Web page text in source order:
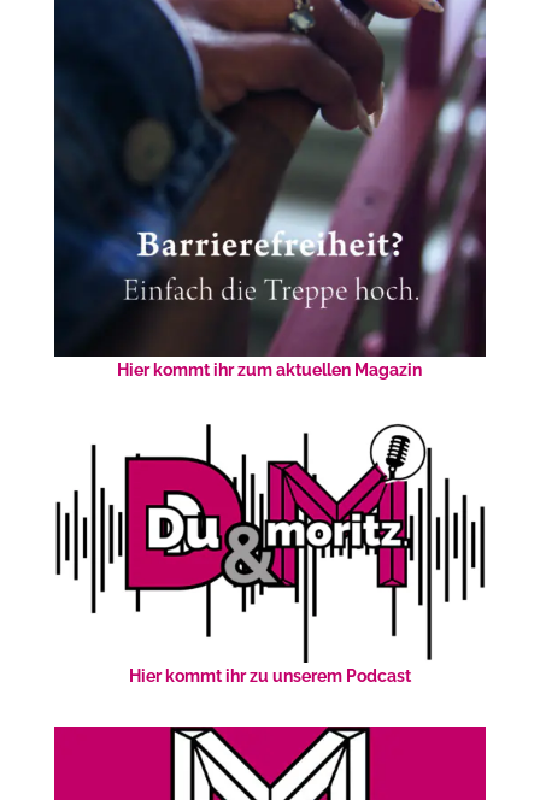
Hier kommt ihr zum aktuellen Magazin
Hier kommt ihr zu unserem Podcast